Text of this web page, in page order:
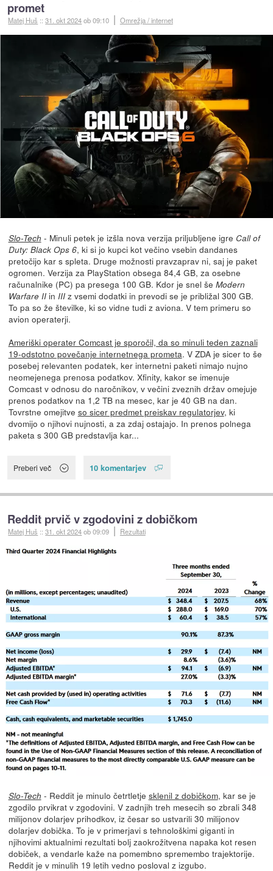
promet
Matej Huš ::31. okt 2024ob 09:10 Omrežja / internet
Slo-Tech - Minuli petek je izšla nova verzija priljubljene igre Call of
Duty: Black Ops 6, ki si jo kupci kot večino vsebin dandanes
pretočijo kar s spleta. Druge možnosti pravzaprav ni, saj je paket
ogromen. Verzija za PlayStation obsega 84,4 GB, za osebne
računalnike (PC) pa presega 100 GB. Kdor je snel še Modern
Warfare IIin IIIz vsemi dodatki in prevodi se je približal 300 GB.
To pa so že številke, ki so vidne tudi z aviona. V tem primeru so
avion operaterji.
Ameriški operater Comcast je sporočil, da so minuli teden zaznali
19-odstotno povečanje internetnega prometa. V ZDA je sicer to še
posebej relevanten podatek, ker internetni paketi nimajo nujno
neomejenega prenosa podatkov. Xfinity, kakor se imenuje
Comcast v odnosu do naročnikov, v večini zveznih držav omejuje
prenos podatkov na 1,2 TB na mesec, kar je 40 GB na dan.
Tovrstne omejitve so sicer predmet preiskav regulatorjev, ki
dvomijo o njihovi nujnosti, a za zdaj ostajajo. In prenos polnega
paketa s 300 GB predstavlja kar...
Preberi več 10 komentarjev
Reddit prvič v zgodovini z dobičkom
Matej Huš ::31. okt 2024ob 09:09 Rezultati
Slo-Tech - Reddit je minulo četrtletje sklenil z dobičkom, kar se je
zgodilo prvikrat v zgodovini. V zadnjih treh mesecih so zbrali 348
milijonov dolarjev prihodkov, iz česar so ustvarili 30 milijonov
dolarjev dobička. To je v primerjavi s tehnološkimi giganti in
njihovimi aktualnimi rezultati bolj zaokrožitvena napaka kot resen
dobiček, a vendarle kaže na pomembno spremembo trajektorije.
Reddit je v minulih 19 letih vedno posloval z izgubo.